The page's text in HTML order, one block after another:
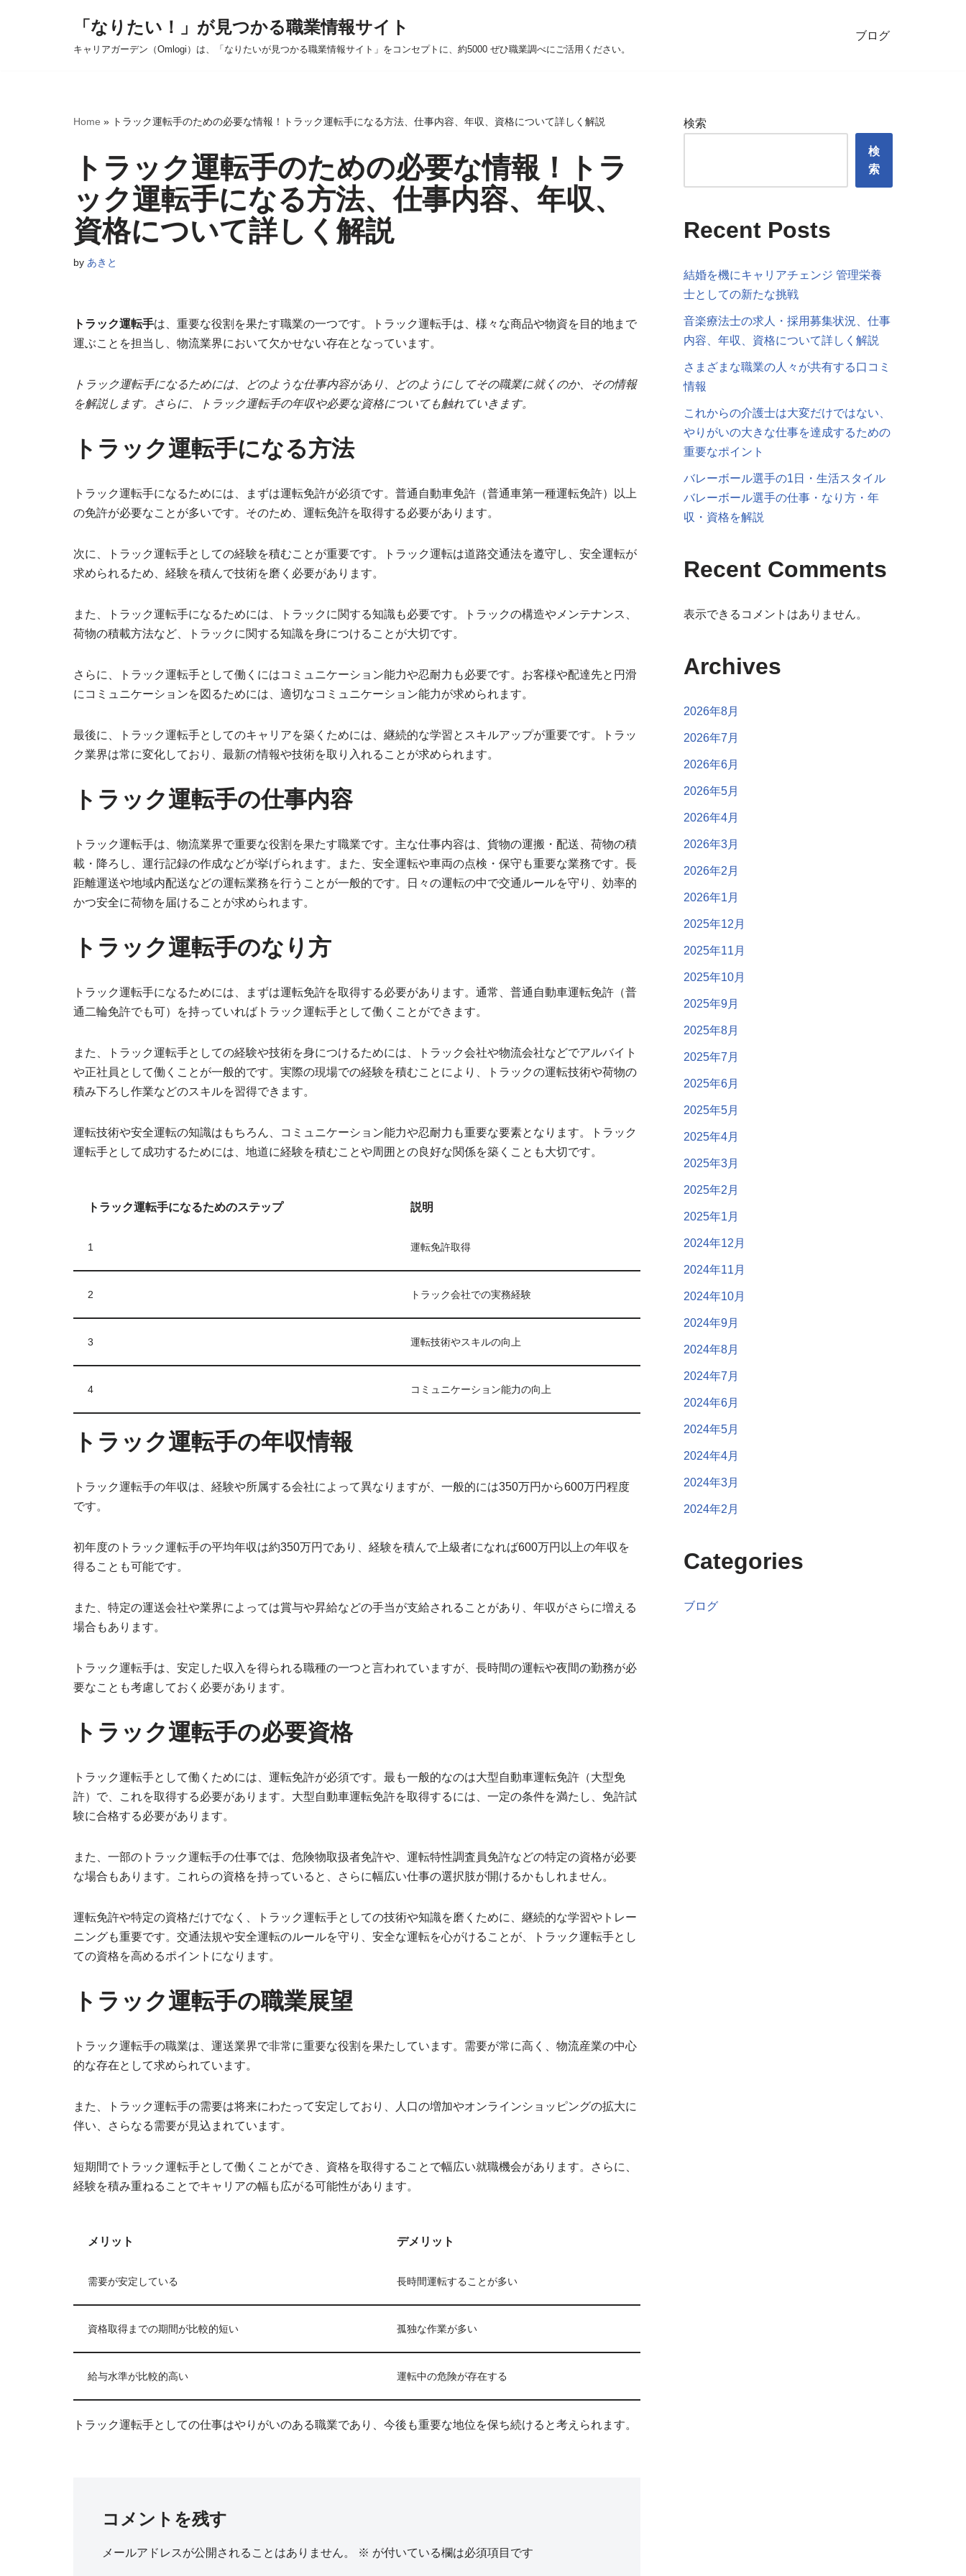
「なりたい！」が見つかる職業情報サイト
キャリアガーデン（Omlogi）は、「なりたいが見つかる職業情報サイト」をコンセプトに、約5000 ぜひ職業調べにご活用ください。
ブログ
Home » トラック運転手のための必要な情報！トラック運転手になる方法、仕事内容、年収、資格について詳しく解説
トラック運転手のための必要な情報！トラ
ック運転手になる方法、仕事内容、年収、
資格について詳しく解説
by あきと
トラック運転手は、重要な役割を果たす職業の一つです。トラック運転手は、様々な商品や物資を目的地まで
運ぶことを担当し、物流業界において欠かせない存在となっています。
トラック運転手になるためには、どのような仕事内容があり、どのようにしてその職業に就くのか、その情報
を解説します。さらに、トラック運転手の年収や必要な資格についても触れていきます。
トラック運転手になる方法
トラック運転手になるためには、まずは運転免許が必須です。普通自動車免許（普通車第一種運転免許）以上
の免許が必要なことが多いです。そのため、運転免許を取得する必要があります。
次に、トラック運転手としての経験を積むことが重要です。トラック運転は道路交通法を遵守し、安全運転が
求められるため、経験を積んで技術を磨く必要があります。
また、トラック運転手になるためには、トラックに関する知識も必要です。トラックの構造やメンテナンス、
荷物の積載方法など、トラックに関する知識を身につけることが大切です。
さらに、トラック運転手として働くにはコミュニケーション能力や忍耐力も必要です。お客様や配達先と円滑
にコミュニケーションを図るためには、適切なコミュニケーション能力が求められます。
最後に、トラック運転手としてのキャリアを築くためには、継続的な学習とスキルアップが重要です。トラッ
ク業界は常に変化しており、最新の情報や技術を取り入れることが求められます。
トラック運転手の仕事内容
トラック運転手は、物流業界で重要な役割を果たす職業です。主な仕事内容は、貨物の運搬・配送、荷物の積
載・降ろし、運行記録の作成などが挙げられます。また、安全運転や車両の点検・保守も重要な業務です。長
距離運送や地域内配送などの運転業務を行うことが一般的です。日々の運転の中で交通ルールを守り、効率的
かつ安全に荷物を届けることが求められます。
トラック運転手のなり方
トラック運転手になるためには、まずは運転免許を取得する必要があります。通常、普通自動車運転免許（普
通二輪免許でも可）を持っていればトラック運転手として働くことができます。
また、トラック運転手としての経験や技術を身につけるためには、トラック会社や物流会社などでアルバイト
や正社員として働くことが一般的です。実際の現場での経験を積むことにより、トラックの運転技術や荷物の
積み下ろし作業などのスキルを習得できます。
運転技術や安全運転の知識はもちろん、コミュニケーション能力や忍耐力も重要な要素となります。トラック
運転手として成功するためには、地道に経験を積むことや周囲との良好な関係を築くことも大切です。
トラック運転手になるためのステップ 説明
1 運転免許取得
2 トラック会社での実務経験
3 運転技術やスキルの向上
4 コミュニケーション能力の向上
トラック運転手の年収情報
トラック運転手の年収は、経験や所属する会社によって異なりますが、一般的には350万円から600万円程度
です。
初年度のトラック運転手の平均年収は約350万円であり、経験を積んで上級者になれば600万円以上の年収を
得ることも可能です。
また、特定の運送会社や業界によっては賞与や昇給などの手当が支給されることがあり、年収がさらに増える
場合もあります。
トラック運転手は、安定した収入を得られる職種の一つと言われていますが、長時間の運転や夜間の勤務が必
要なことも考慮しておく必要があります。
トラック運転手の必要資格
トラック運転手として働くためには、運転免許が必須です。最も一般的なのは大型自動車運転免許（大型免
許）で、これを取得する必要があります。大型自動車運転免許を取得するには、一定の条件を満たし、免許試
験に合格する必要があります。
また、一部のトラック運転手の仕事では、危険物取扱者免許や、運転特性調査員免許などの特定の資格が必要
な場合もあります。これらの資格を持っていると、さらに幅広い仕事の選択肢が開けるかもしれません。
運転免許や特定の資格だけでなく、トラック運転手としての技術や知識を磨くために、継続的な学習やトレー
ニングも重要です。交通法規や安全運転のルールを守り、安全な運転を心がけることが、トラック運転手とし
ての資格を高めるポイントになります。
トラック運転手の職業展望
トラック運転手の職業は、運送業界で非常に重要な役割を果たしています。需要が常に高く、物流産業の中心
的な存在として求められています。
また、トラック運転手の需要は将来にわたって安定しており、人口の増加やオンラインショッピングの拡大に
伴い、さらなる需要が見込まれています。
短期間でトラック運転手として働くことができ、資格を取得することで幅広い就職機会があります。さらに、
経験を積み重ねることでキャリアの幅も広がる可能性があります。
メリット デメリット
需要が安定している 長時間運転することが多い
資格取得までの期間が比較的短い 孤独な作業が多い
給与水準が比較的高い 運転中の危険が存在する
トラック運転手としての仕事はやりがいのある職業であり、今後も重要な地位を保ち続けると考えられます。
コメントを残す
メールアドレスが公開されることはありません。 ※ が付いている欄は必須項目です
検索
検
索
Recent Posts
結婚を機にキャリアチェンジ 管理栄養
士としての新たな挑戦
音楽療法士の求人・採用募集状況、仕事
内容、年収、資格について詳しく解説
さまざまな職業の人々が共有する口コミ
情報
これからの介護士は大変だけではない、
やりがいの大きな仕事を達成するための
重要なポイント
バレーボール選手の1日・生活スタイル
バレーボール選手の仕事・なり方・年
収・資格を解説
Recent Comments
表示できるコメントはありません。
Archives
2026年8月
2026年7月
2026年6月
2026年5月
2026年4月
2026年3月
2026年2月
2026年1月
2025年12月
2025年11月
2025年10月
2025年9月
2025年8月
2025年7月
2025年6月
2025年5月
2025年4月
2025年3月
2025年2月
2025年1月
2024年12月
2024年11月
2024年10月
2024年9月
2024年8月
2024年7月
2024年6月
2024年5月
2024年4月
2024年3月
2024年2月
Categories
ブログ